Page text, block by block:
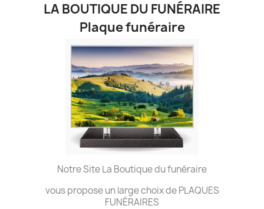
LA BOUTIQUE DU FUNÉRAIRE
Plaque funéraire
Notre Site La Boutique du funéraire
vous propose un large choix de PLAQUES
FUNÉRAIRES